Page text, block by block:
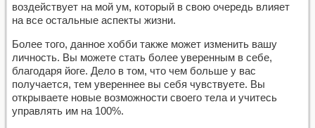
воздействует на мой ум, который в свою очередь влияет
на все остальные аспекты жизни.
Более того, данное хобби также может изменить вашу
личность. Вы можете стать более уверенным в себе,
благодаря йоге. Дело в том, что чем больше у вас
получается, тем увереннее вы себя чувствуете. Вы
открываете новые возможности своего тела и учитесь
управлять им на 100%.